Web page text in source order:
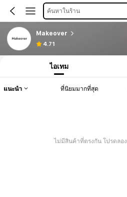
ค้นหาในร้าน
Makeover
4.71
ไอเทม
แนะนำ ที่นิยมมากที่สุด
ไม่มีสินค้าที่ตรงกัน โปรดลอ